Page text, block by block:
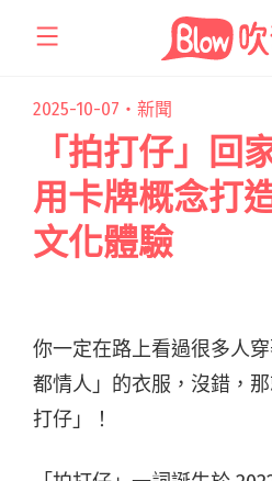
2025-10-07・ 新聞
「拍打仔」回
用卡牌概念打
文化體驗
你一定在路上看過很多人
都情人」的衣服，沒錯，
打仔」！